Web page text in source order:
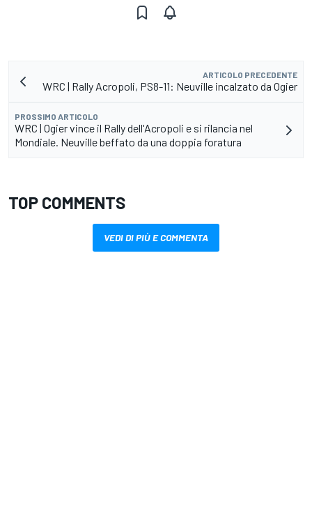
ARTICOLO PRECEDENTE
WRC | Rally Acropoli, PS8-11: Neuville incalzato da Ogier
PROSSIMO ARTICOLO
WRC | Ogier vince il Rally dell'Acropoli e si rilancia nel
Mondiale. Neuville beffato da una doppia foratura
TOP COMMENTS
VEDI DI PIÙ E COMMENTA